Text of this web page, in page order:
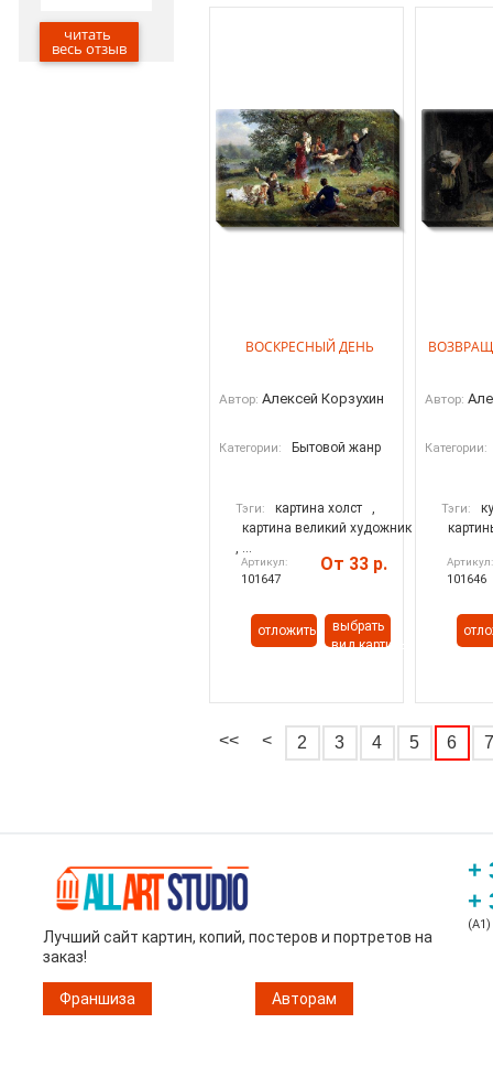
20.05.2020
читать
весь отзыв
ВОСКРЕСНЫЙ ДЕНЬ
Автор: Алексей Корзухин
Категории: Бытовой жанр
Тэги: картина холст
,
картина великий художник
, ...
Артикул:
101647
От 33 р.
отложить
выбрать
вид картины
Автор:
Категории:
Тэги:
Артикул:
101646
<< < 2 3 4 5 6
Лучший сайт картин, копий, постеров и портретов на
заказ!
Франшиза Авторам
+
+